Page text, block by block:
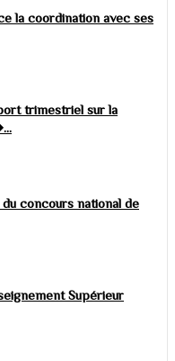
la coordination avec ses
trimestriel sur la
concours national de
Supérieur